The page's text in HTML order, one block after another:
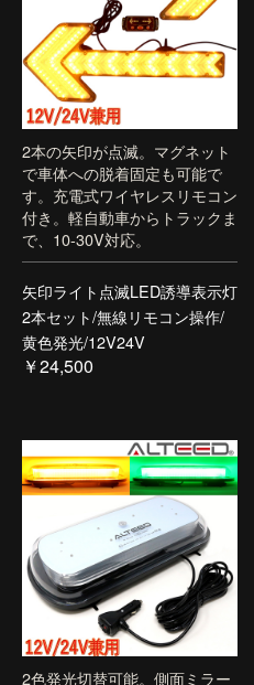
2本の矢印が点滅。マグネット
で車体への脱着固定も可能で
す。充電式ワイヤレスリモコン
付き。軽自動車からトラックま
で、10-30V対応。
矢印ライト点滅LED誘導表示灯
2本セット/無線リモコン操作/
黄色発光/12V24V
￥24,500
2色発光切替可能。側面ミラー